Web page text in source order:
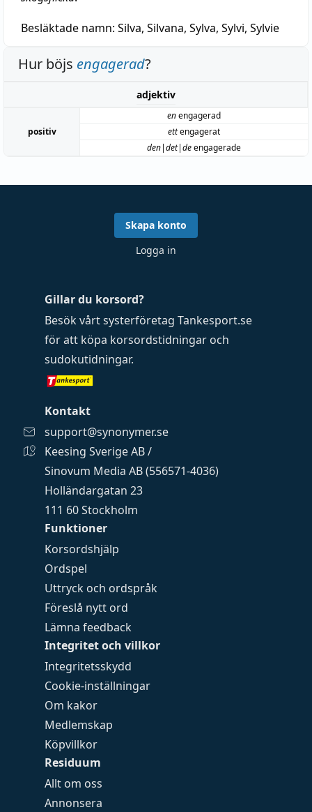
Besläktade namn: Silva, Silvana, Sylva, Sylvi, Sylvie
Hur böjs engagerad?
adjektiv
positiv
enengagerad
ettengagerat
den|det|deengagerade
Funktioner
Korsordshjälp
Ordspel
Uttryck och ordspråk
Föreslå nytt ord
Lämna feedback
Integritet och villkor
Integritetsskydd
Cookie-inställningar
Om kakor
Medlemskap
Köpvillkor
Residuum
Allt om oss
Annonsera
Gillar du korsord?
Besök vårt systerföretag Tankesport.se
för att köpa korsordstidningar och
sudokutidningar.
Kontakt
support@synonymer.se
Keesing Sverige AB /
Sinovum Media AB (556571-4036)
Holländargatan 23
111 60 Stockholm
Skapa konto
Logga in